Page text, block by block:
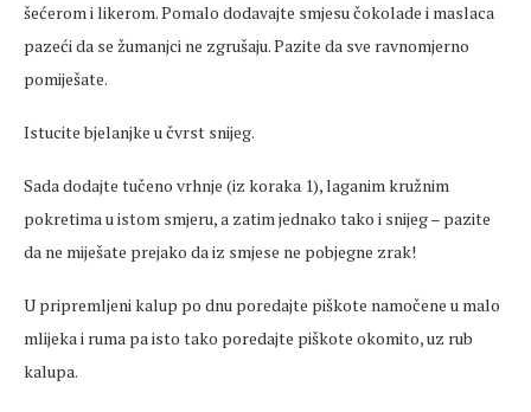
šećerom i likerom. Pomalo dodavajte smjesu čokolade i maslaca
pazeći da se žumanjci ne zgrušaju. Pazite da sve ravnomjerno
pomiješate.
Istucite bjelanjke u čvrst snijeg.
Sada dodajte tučeno vrhnje (iz koraka 1), laganim kružnim
pokretima u istom smjeru, a zatim jednako tako i snijeg – pazite
da ne miješate prejako da iz smjese ne pobjegne zrak!
U pripremljeni kalup po dnu poredajte piškote namočene u malo
mlijeka i ruma pa isto tako poredajte piškote okomito, uz rub
kalupa.